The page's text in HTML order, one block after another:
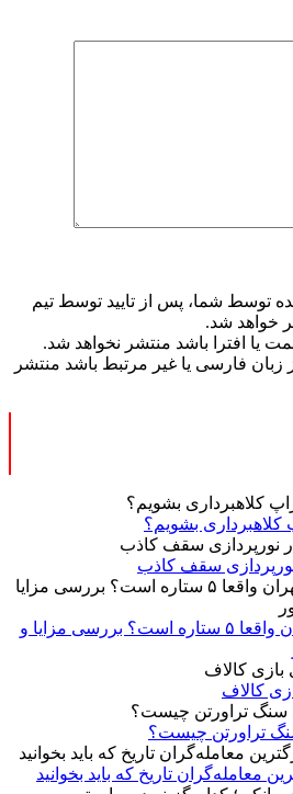
توسط شما، پس از تایید توسط تیم
خواهد شد.
یا افترا باشد منتشر نخواهد شد.
زبان فارسی یا غیر مرتبط باشد منتشر
بشویم؟
سقف کاذب
آیا هتل نور حیات تهران واقعا ۵ ستاره است؟ بررسی مزایا و
کالاف
تراورتن چیست؟